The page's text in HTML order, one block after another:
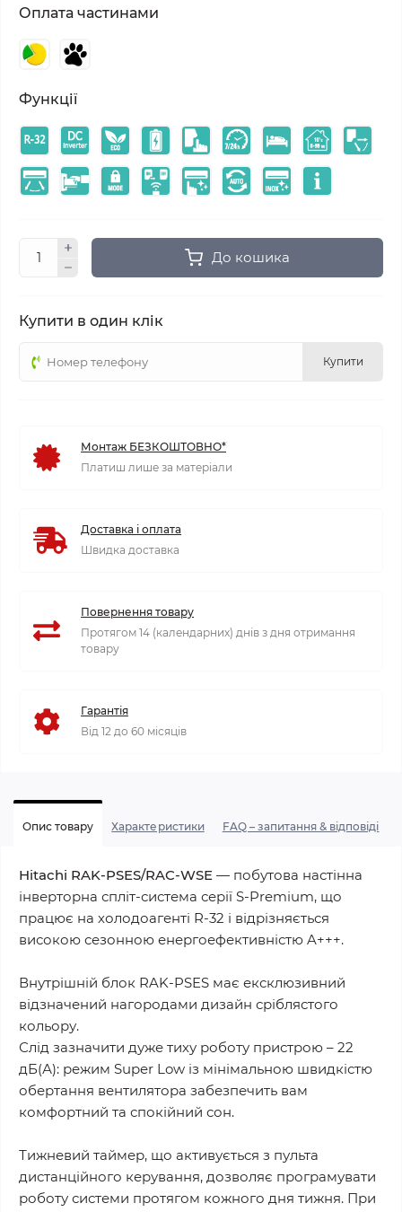
Оплата частинами
Функції
До кошика
Купити в один клік
Купити
Монтаж БЕЗКОШТОВНО*
Платиш лише за матеріали
Доставка і оплата
Швидка доставка
Повернення товару
Протягом 14 (календарних) днів з дня отримання
товару
Гарантія
Від 12 до 60 місяців
Опис товару Характеристики FAQ – запитання & відповіді
Hitachi RAK-PSES/RAC-WSE — побутова настінна
інверторна спліт-система серії S-Premium, що
працює на холодоагенті R-32 і відрізняється
високою сезонною енергоефективністю A+++.
Внутрішній блок RAK-PSES має ексклюзивний
відзначений нагородами дизайн сріблястого
кольору.
Слід зазначити дуже тиху роботу пристрою – 22
дБ(А): режим Super Low із мінімальною швидкістю
обертання вентилятора забезпечить вам
комфортний та спокійний сон.
Тижневий таймер, що активується з пульта
дистанційного керування, дозволяє програмувати
роботу системи протягом кожного дня тижня. При